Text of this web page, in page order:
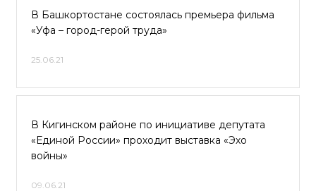
В Башкортостане состоялась премьера фильма
«Уфа – город-герой труда»
25.06.21
В Кигинском районе по инициативе депутата
«Единой России» проходит выставка «Эхо
войны»
09.06.21